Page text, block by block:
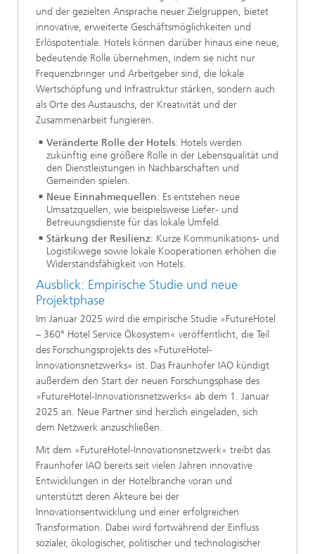
und der gezielten Ansprache neuer Zielgruppen, bietet
innovative, erweiterte Geschäftsmöglichkeiten und
Erlöspotentiale. Hotels können darüber hinaus eine neue,
bedeutende Rolle übernehmen, indem sie nicht nur
Frequenzbringer und Arbeitgeber sind, die lokale
Wertschöpfung und Infrastruktur stärken, sondern auch
als Orte des Austauschs, der Kreativität und der
Zusammenarbeit fungieren.
Veränderte Rolle der Hotels: Hotels werden
zukünftig eine größere Rolle in der Lebensqualität und
den Dienstleistungen in Nachbarschaften und
Gemeinden spielen.
Neue Einnahmequellen: Es entstehen neue
Umsatzquellen, wie beispielsweise Liefer- und
Betreuungsdienste für das lokale Umfeld.
Stärkung der Resilienz: Kurze Kommunikations- und
Logistikwege sowie lokale Kooperationen erhöhen die
Widerstandsfähigkeit von Hotels.
Ausblick: Empirische Studie und neue
Projektphase
Im Januar 2025 wird die empirische Studie »FutureHotel
– 360° Hotel Service Ökosystem« veröffentlicht, die Teil
des Forschungsprojekts des »FutureHotel-
Innovationsnetzwerks« ist. Das Fraunhofer IAO kündigt
außerdem den Start der neuen Forschungsphase des
»FutureHotel-Innovationsnetzwerks« ab dem 1. Januar
2025 an. Neue Partner sind herzlich eingeladen, sich
dem Netzwerk anzuschließen.
Mit dem »FutureHotel-Innovationsnetzwerk« treibt das
Fraunhofer IAO bereits seit vielen Jahren innovative
Entwicklungen in der Hotelbranche voran und
unterstützt deren Akteure bei der
Innovationsentwicklung und einer erfolgreichen
Transformation. Dabei wird fortwährend der Einfluss
sozialer, ökologischer, politischer und technologischer